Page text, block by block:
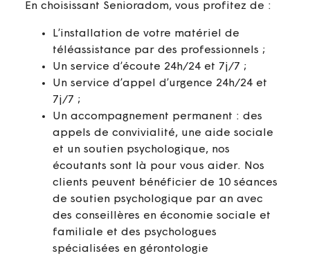
En choisissant Senioradom, vous profitez de :
L’installation de votre matériel de
téléassistance par des professionnels ;
Un service d’écoute 24h/24 et 7j/7 ;
Un service d’appel d’urgence 24h/24 et
7j/7 ;
Un accompagnement permanent : des
appels de convivialité, une aide sociale
et un soutien psychologique, nos
écoutants sont là pour vous aider. Nos
clients peuvent bénéficier de 10 séances
de soutien psychologique par an avec
des conseillères en économie sociale et
familiale et des psychologues
spécialisées en gérontologie